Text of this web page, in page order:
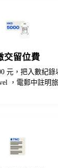
交留位費
元，把入數紀錄
，電郵中註明